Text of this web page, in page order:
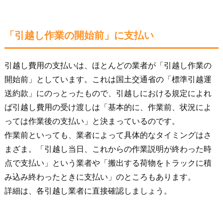
「引越し作業の開始前」に支払い
引越し費用の支払いは、ほとんどの業者が「引越し作業の
開始前」としています。これは国土交通省の「標準引越運
送約款」にのっとったもので、引越しにおける規定によれ
ば引越し費用の受け渡しは「基本的に、作業前、状況によ
っては作業後の支払い」と決まっているのです。
作業前といっても、業者によって具体的なタイミングはさ
まざま。「引越し当日、これからの作業説明が終わった時
点で支払い」という業者や「搬出する荷物をトラックに積
み込み終わったときに支払い」のところもあります。
詳細は、各引越し業者に直接確認しましょう。